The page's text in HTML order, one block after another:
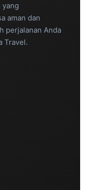
yang
aman dan
perjalanan Anda
Travel.